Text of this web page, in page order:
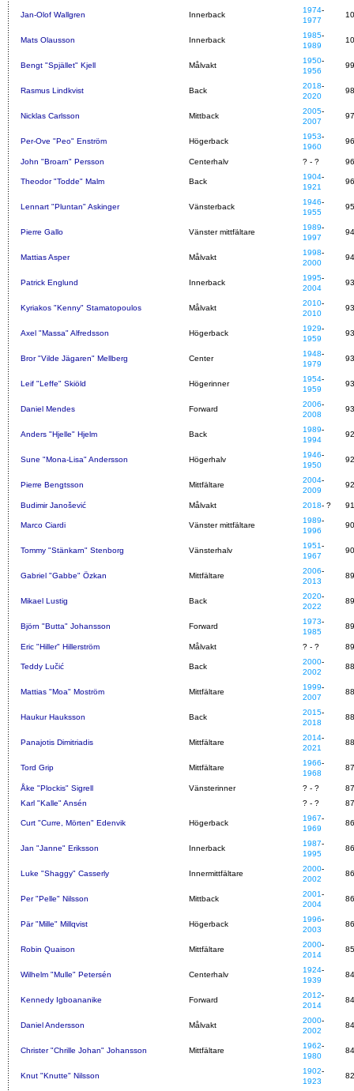
Jan-Olof Wallgren Innerback
1974-
1977
Mats Olausson Innerback
1985-
1989
Bengt "Spjället" Kjell Målvakt
1950-
1956
99
Rasmus Lindkvist Back
2018-
2020
98
Nicklas Carlsson Mittback
2005-
2007
97
Per-Ove "Peo" Enström Högerback
1953-
1960
96
John "Broarn" Persson Centerhalv ? - ? 96
Theodor "Todde" Malm Back
1904-
1921
96
Lennart "Pluntan" Askinger Vänsterback
1946-
1955
95
Pierre Gallo Vänster mittfältare
1989-
1997
94
Mattias Asper Målvakt
1998-
2000
94
Patrick Englund Innerback
1995-
2004
93
Kyriakos "Kenny" Stamatopoulos Målvakt
2010-
2010
93
Axel "Massa" Alfredsson Högerback
1929-
1959
93
Bror "Vilde Jägaren" Mellberg Center
1948-
1979
93
Leif "Leffe" Skiöld Högerinner
1954-
1959
93
Daniel Mendes Forward
2006-
2008
93
Anders "Hjelle" Hjelm Back
1989-
1994
92
Sune "Mona-Lisa" Andersson Högerhalv
1946-
1950
92
Pierre Bengtsson Mittfältare
2004-
2009
92
Budimir Janošević Målvakt 2018- ? 91
Marco Ciardi Vänster mittfältare
1989-
1996
90
Tommy "Stänkarn" Stenborg Vänsterhalv
1951-
1967
90
Gabriel "Gabbe" Özkan Mittfältare
2006-
2013
89
Mikael Lustig Back
2020-
2022
89
Björn "Butta" Johansson Forward
1973-
1985
89
Eric "Hiller" Hillerström Målvakt ? - ? 89
Teddy Lučić Back
2000-
2002
88
Mattias "Moa" Moström Mittfältare
1999-
2007
88
Haukur Hauksson Back
2015-
2018
88
Panajotis Dimitriadis Mittfältare
2014-
2021
88
Tord Grip Mittfältare
1966-
1968
87
Åke "Plockis" Sigrell Vänsterinner ? - ?
87
Karl "Kalle" Ansén
? - ? 87
Curt "Curre, Mörten" Edenvik Högerback
1967-
1969
86
Jan "Janne" Eriksson Innerback
1987-
1995
86
Luke "Shaggy" Casserly Innermittfältare
2000-
2002
86
Per "Pelle" Nilsson Mittback
2001-
2004
86
Pär "Mille" Millqvist Högerback
1996-
2003
86
Robin Quaison Mittfältare
2000-
2014
85
Wilhelm "Mulle" Petersén Centerhalv
1924-
1939
84
Kennedy Igboananike Forward
2012-
2014
84
Daniel Andersson Målvakt
2000-
2002
84
Christer "Chrille Johan" Johansson Mittfältare
1962-
1980
84
Knut "Knutte" Nilsson
1902-
1923
82